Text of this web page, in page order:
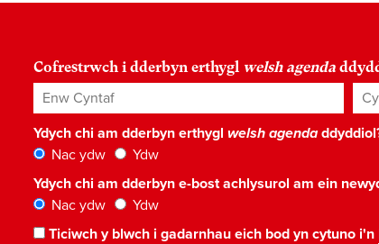
Cofrestrwch i dderbyn erthygl welsh agenda
Enw Cyntaf
Ydych chi am dderbyn erthygl welsh agenda
Nac ydw
Ydw
Ydych chi am dderbyn e-bost achlysurol am ein
Nac ydw
Ydw
Ticiwch y blwch i gadarnhau eich bod yn cytuno i'n